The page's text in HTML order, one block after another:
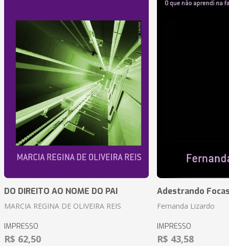
DO DIREITO AO NOME DO PAI
MARCIA REGINA DE OLIVEIRA REIS
IMPRESSO
R$ 62,50
Adestrando
Fernanda Lizardo
IMPRESSO
R$ 43,58